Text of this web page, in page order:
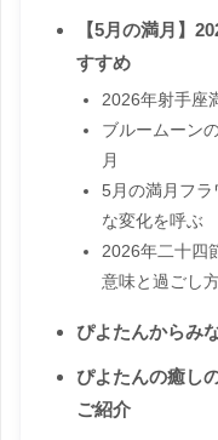
【5月の満月】
すすめ
2026年射手座
ブルームーン
月
5月の満月フラ
な変化を呼ぶ
2026年二十四
意味と過ごし
ぴよたんからみ
ぴよたんの癒し
ご紹介